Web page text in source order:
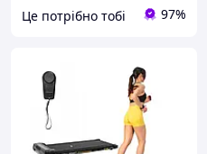
Це потрібно тобі 97%